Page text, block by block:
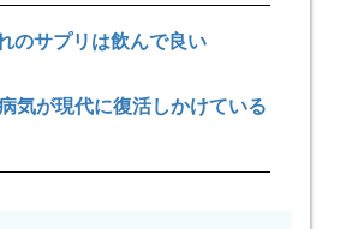
のサプリは飲んで良い
気が現代に復活しかけている